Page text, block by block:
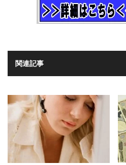
関連記事